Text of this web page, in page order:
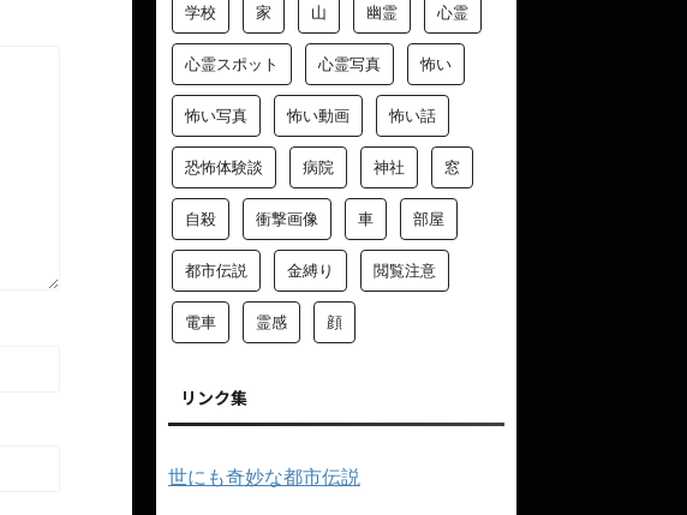
学校 家 山 幽霊 心霊
心霊スポット 心霊写真 怖い
怖い写真 怖い動画 怖い話
恐怖体験談 病院 神社 窓
自殺 衝撃画像 車 部屋
都市伝説 金縛り 閲覧注意
電車 霊感 顔
リンク集
世にも奇妙な都市伝説